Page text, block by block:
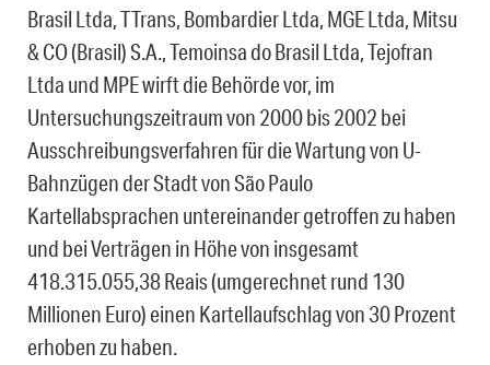
Brasil Ltda, TTrans, Bombardier Ltda, MGE Ltda, Mitsu
& CO (Brasil) S.A., Temoinsa do Brasil Ltda, Tejofran
Ltda und MPE wirft die Behörde vor, im
Untersuchungszeitraum von 2000 bis 2002 bei
Ausschreibungsverfahren für die Wartung von U-
Bahnzügen der Stadt von São Paulo
Kartellabsprachen untereinander getroffen zu haben
und bei Verträgen in Höhe von insgesamt
418.315.055,38 Reais (umgerechnet rund 130
Millionen Euro) einen Kartellaufschlag von 30 Prozent
erhoben zu haben.